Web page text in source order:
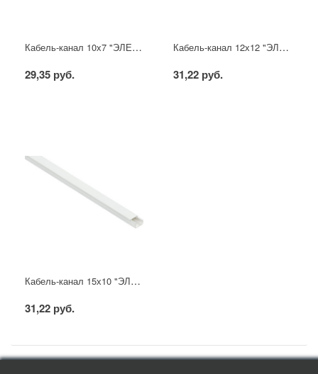
Кабель-канал 10х7 "ЭЛЕКОР" белый (200м) IEK
29,35 руб.
Кабель-канал 12х12 "ЭЛЕКОР" белый (120м) IEK
31,22 руб.
Кабель-канал 15х10 "ЭЛЕКОР" белый (144м) IEK
31,22 руб.